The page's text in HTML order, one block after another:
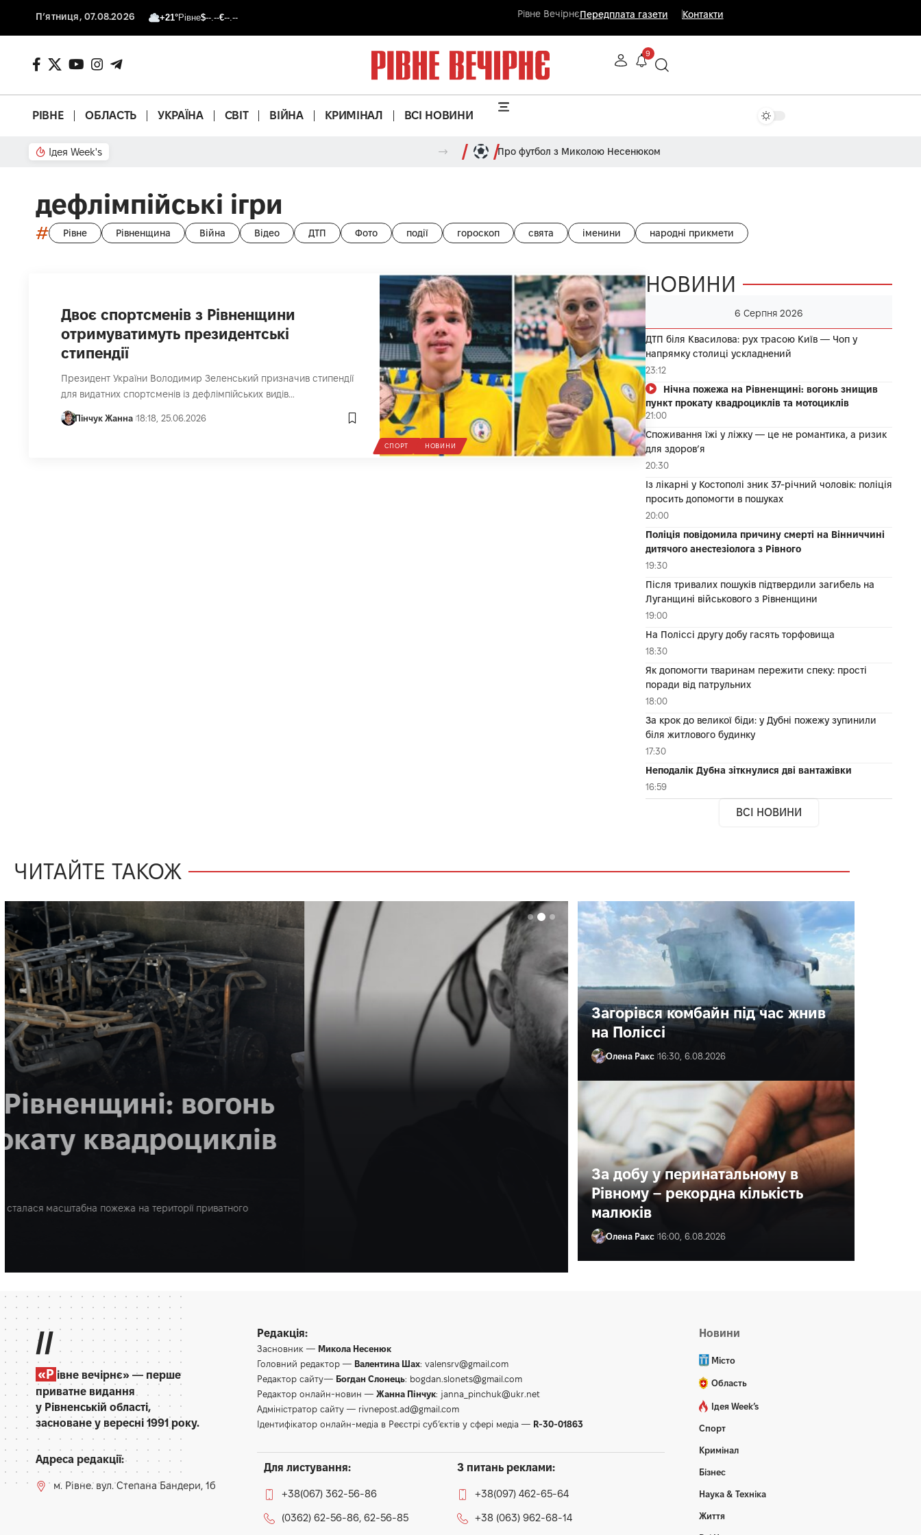
П’ятниця, 07.08.2026 +21°Рівне$--.--€--.-- Рівне ВечірнєПередплата газети Контакти
9
РІВНЕ ОБЛАСТЬ УКРАЇНА СВІТ ВІЙНА КРИМІНАЛ ВСІ НОВИНИ
Ідея Week's Про футбол з Миколою Несенюком
дефлімпійські ігри
# Рівне Рівненщина Війна Відео ДТП Фото події гороскоп свята іменини народні прикмети
СПОРТ НОВИНИ
Двоє спортсменів з Рівненщини
отримуватимуть президентські
стипендії
Президент України Володимир Зеленський призначив стипендії
для видатних спортсменів із дефлімпійських видів…
Пінчук Жанна 18:18, 25.06.2026
НОВИНИ
6 Серпня 2026
ДТП біля Квасилова: рух трасою Київ — Чоп у
напрямку столиці ускладнений
23:12
Нічна пожежа на Рівненщині: вогонь знищив
пункт прокату квадроциклів та мотоциклів
21:00
Споживання їжі у ліжку — це не романтика, а ризик
для здоров’я
20:30
Із лікарні у Костополі зник 37-річний чоловік: поліція
просить допомогти в пошуках
20:00
Поліція повідомила причину смерті на Вінниччині
дитячого анестезіолога з Рівного
19:30
Після тривалих пошуків підтвердили загибель на
Луганщині військового з Рівненщини
19:00
На Поліссі другу добу гасять торфовища
18:30
Як допомогти тваринам пережити спеку: прості
поради від патрульних
18:00
За крок до великої біди: у Дубні пожежу зупинили
біля житлового будинку
17:30
Неподалік Дубна зіткнулися дві вантажівки
16:59
ВСІ НОВИНИ
ЧИТАЙТЕ ТАКОЖ
НОВИНИ
Поліція повідомила причину смерті
на Вінниччині дитячого
Поліція Вінницької області оприлюднила попередні обставини смерті 43-річного військовослужбовця та дитячого
Загорівся комбайн під час жнив
на Поліссі
Олена Ракс 16:30, 6.08.2026
За добу у перинатальному в
Рівному – рекордна кількість
малюків
Олена Ракс 16:00, 6.08.2026
//
«Р івне вечірнє» — перше
приватне видання
у Рівненській області,
засноване у вересні 1991 року.
Адреса редакції:
м. Рівне. вул. Степана Бандери, 1б
Редакція:
Засновник — Микола Несенюк
Головний редактор — Валентина Шах: valensrv@gmail.com
Редактор сайту— Богдан Слонець: bogdan.slonets@gmail.com
Редактор онлайн-новин — Жанна Пінчук: janna_pinchuk@ukr.net
Адміністратор сайту — rivnepost.ad@gmail.com
Ідентифікатор онлайн-медіа в Реєстрі суб’єктів у сфері медіа — R-30-01863
Для листування:
+38(067) 362-56-86
(0362) 62-56-86, 62-56-85
З питань реклами:
+38(097) 462-65-64
+38 (063) 962-68-14
Новини
Місто
Область
Ідея Week’s
Спорт
Кримінал
Бізнес
Наука & Техніка
Життя